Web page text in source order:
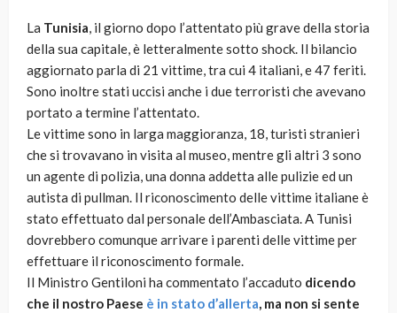
La Tunisia, il giorno dopo l’attentato più grave della storia
della sua capitale, è letteralmente sotto shock. Il bilancio
aggiornato parla di 21 vittime, tra cui 4 italiani, e 47 feriti.
Sono inoltre stati uccisi anche i due terroristi che avevano
portato a termine l’attentato.
Le vittime sono in larga maggioranza, 18, turisti stranieri
che si trovavano in visita al museo, mentre gli altri 3 sono
un agente di polizia, una donna addetta alle pulizie ed un
autista di pullman. Il riconoscimento delle vittime italiane è
stato effettuato dal personale dell’Ambasciata. A Tunisi
dovrebbero comunque arrivare i parenti delle vittime per
effettuare il riconoscimento formale.
Il Ministro Gentiloni ha commentato l’accaduto dicendo
che il nostro Paese è in stato d’allerta, ma non si sente